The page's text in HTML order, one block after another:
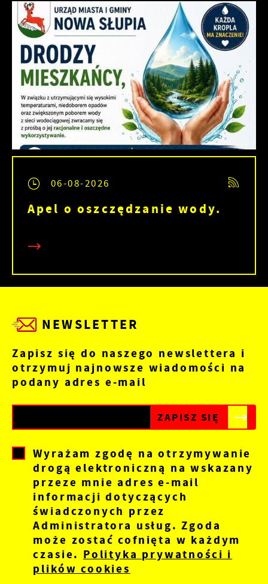
06-08-2026
Apel o oszczędzanie wody.
NEWSLETTER
Zapisz się do naszego newslettera i
otrzymuj najnowsze wiadomości na
podany adres e-mail
Wyrażam zgodę na otrzymywanie
drogą elektroniczną na wskazany
przeze mnie adres e-mail
informacji dotyczących
świadczonych przez
Administratora usług. Zgoda
może zostać cofnięta w każdym
czasie. Polityka prywatności i
plików cookies